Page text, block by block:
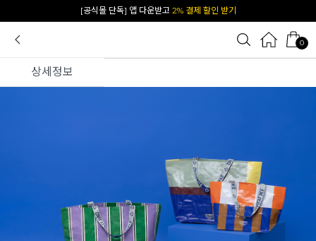
카카오 플친 추가하면1천원 즉시 할인 쿠폰
0
상세정보